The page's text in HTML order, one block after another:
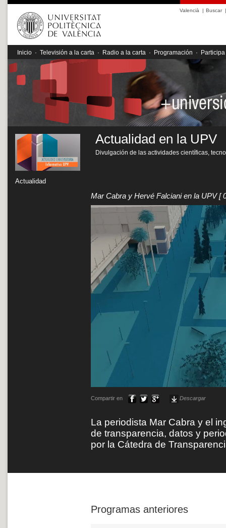
Valencià | Buscar|
Inicio · Televisión a la carta · Radio a la carta · Programación · Participa
Actualidad
Actualidad en la UPV
Divulgación de las actividades científicas,
Mar Cabra y Hervé Falciani en la UPV[
Compartir en Descargar
La periodista Mar Cabra y el
de transparencia, datos y
por la Cátedra de
Programas anteriores